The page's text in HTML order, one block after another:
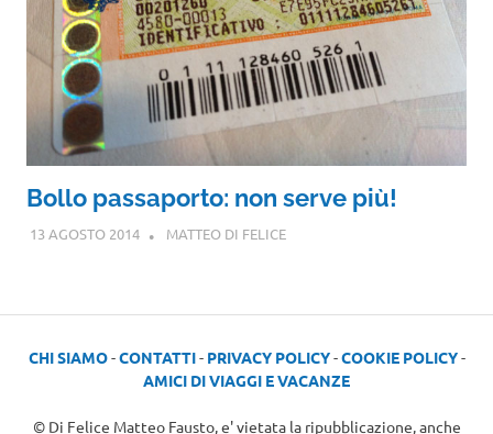
Bollo passaporto: non serve più!
13 AGOSTO 2014 MATTEO DI FELICE
CHI SIAMO-CONTATTI- PRIVACY POLICY-COOKIE POLICY-
AMICI DI VIAGGI E VACANZE
© Di Felice Matteo Fausto, e' vietata la ripubblicazione, anche